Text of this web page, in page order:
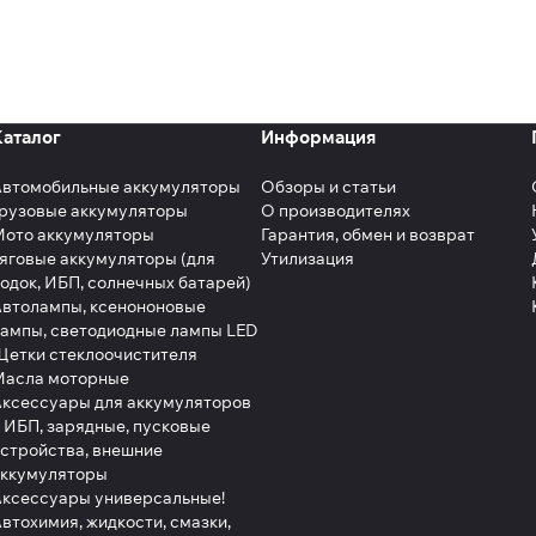
на полностью автоматизированной линии.
заполнения электролитом с параллельным
часов, а одновременное заполнение ее электролитом
занять 15% рынка АКБ в России. Цель завода к
место ведущего игрока в России на рынке
автомобильных заводов страны.
аккумуляторы
аккумуляторы
аккумуляторы
аккумуляторы (для
ИБП, солнечных батарей)
ксенононовые
светодиодные лампы LED
стеклоочистителя
моторные
для аккумуляторов
ИБП, зарядные, пусковые
внешние
универсальные!
жидкости, смазки,
Информация
Обзоры и статьи
О производителях
Гарантия, обмен и возврат
Утилизация